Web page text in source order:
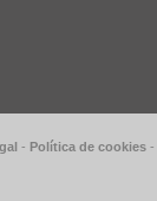
- Política de cookies -